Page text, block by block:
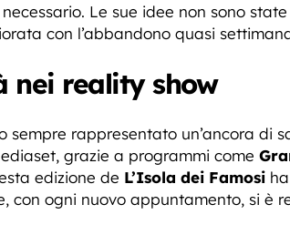
Le sue idee non sono
con l’abbandono quasi
nei reality show
sempre rappresentato un’ancora di
grazie a programmi come
edizione de L’Isola dei Famosi
con ogni nuovo appuntamento, si è